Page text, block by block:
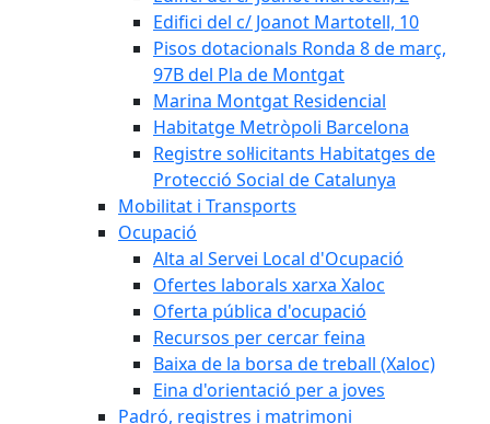
Edifici del c/ Joanot Martotell, 10
Pisos dotacionals Ronda 8 de març,
97B del Pla de Montgat
Marina Montgat Residencial
Habitatge Metròpoli Barcelona
Registre sol·licitants Habitatges de
Protecció Social de Catalunya
Mobilitat i Transports
Ocupació
Alta al Servei Local d'Ocupació
Ofertes laborals xarxa Xaloc
Oferta pública d'ocupació
Recursos per cercar feina
Baixa de la borsa de treball (Xaloc)
Eina d'orientació per a joves
Padró, registres i matrimoni